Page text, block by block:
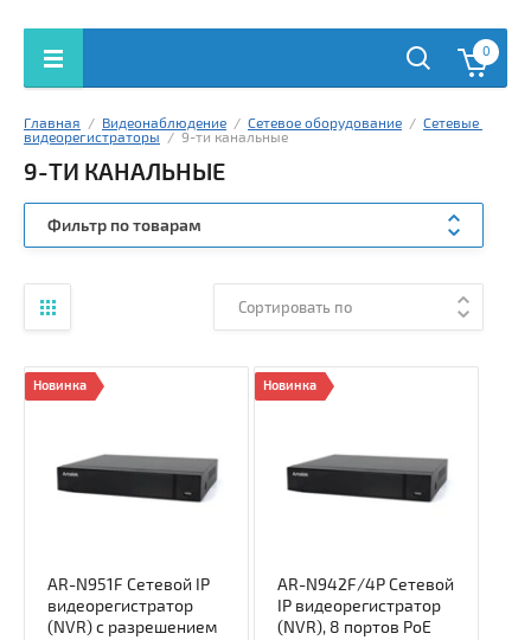
0
Главная
  /
Видеонаблюдение
  /
Сетевое оборудование
  /
Сетевые
видеорегистраторы
  /  9-ти канальные
9-ТИ КАНАЛЬНЫЕ
Фильтр по товарам
Сортировать по
Новинка
AR-N951F Сетевой IP
видеорегистратор
(NVR) с разрешением
Новинка
AR-N942F/4P Cетевой
IP видеорегистратор
(NVR), 8 портов PoE